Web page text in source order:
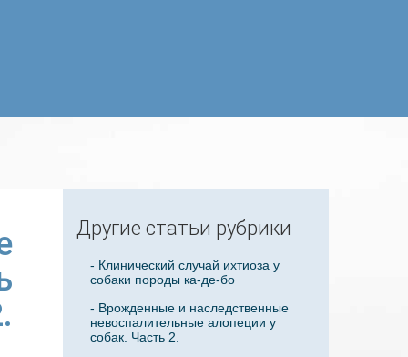
Другие статьи рубрики
- Клинический случай ихтиоза у
собаки породы ка-де-бо
- Врожденные и наследственные
невоспалительные алопеции у
собак. Часть 2.